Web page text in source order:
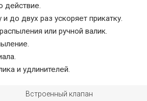
действие.
до двух раз ускоряет прикатку.
или ручной валик.
и удлинителей.
Встроенный клапан